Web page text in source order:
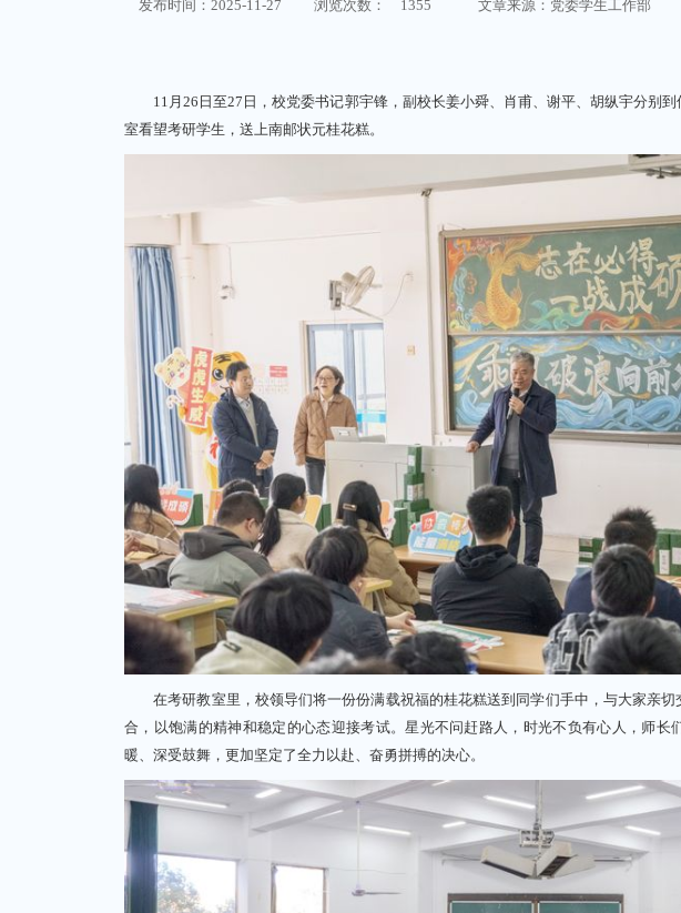
发布时间：2025-11-27 浏览次数： 1355 文章来源：党委学生工作部
11月26日至27日，校党委书记郭宇锋，副校长姜小舜、肖甫、谢平、胡纵宇分别到
室看望考研学生，送上南邮状元桂花糕。
在考研教室里，校领导们将一份份满载祝福的桂花糕送到同学们手中，与大家亲切
合，以饱满的精神和稳定的心态迎接考试。星光不问赶路人，时光不负有心人，师长
暖、深受鼓舞，更加坚定了全力以赴、奋勇拼搏的决心。